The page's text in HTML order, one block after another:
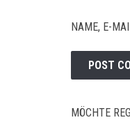
NAME, E-
MÖCHTE